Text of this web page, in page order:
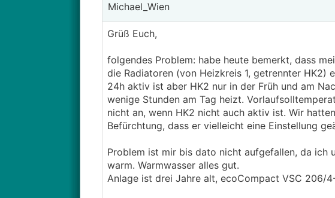
Michael_Wien
Grüß Euch,
folgendes Problem: habe heute bemerkt, dass
die Radiatoren (von Heizkreis 1, getrennter HK2)
24h aktiv ist aber HK2 nur in der Früh und am
wenige Stunden am Tag heizt.
nicht an, wenn HK2 nicht auch aktiv ist. Wir
Befürchtung, dass er vielleicht eine Einstellung
Problem ist mir bis dato nicht aufgefallen, da ich
warm. Warmwasser alles gut.
Anlage ist drei Jahre alt, ecoCompact VSC 206/